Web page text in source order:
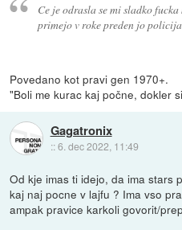
Ce je odrasla se mi sladko
primejo v roke preden jo
Povedano kot pravi gen 1970+.
"Boli me kurac kaj počne, dokler
Gagatronix
::6. dec 2022, 11:49
Od kje imas ti idejo, da ima stars
kaj naj pocne v lajfu ? Ima vso
ampak pravice karkoli govorit/